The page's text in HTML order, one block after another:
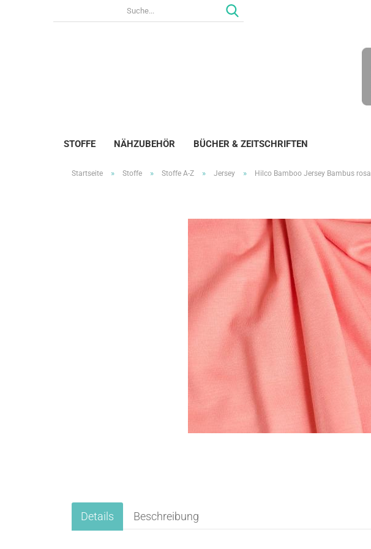
STOFFE NÄHZUBEHÖR BÜCHER & ZEITSCHRIFTEN
Startseite » Stoffe » Stoffe A-Z » Jersey » Hilco Bamboo Jersey Bambus rosa
Details Beschreibung